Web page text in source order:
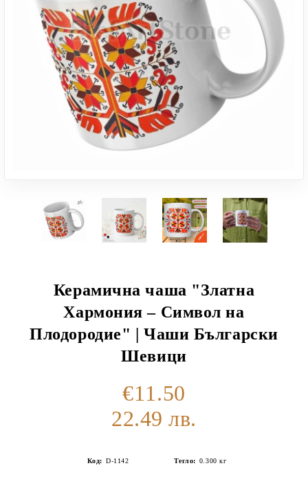
Керамична чаша "Златна
Хармония – Символ на
Плодородие" | Чаши Български
Шевици
€11.50
22.49 лв.
Код: D-1142 Тегло: 0.300 кг